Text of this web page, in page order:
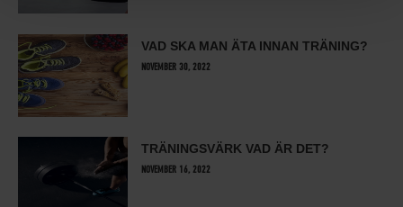
VAD SKA MAN ÄTA INNAN TRÄNING?
NOVEMBER 30, 2022
TRÄNINGSVÄRK VAD ÄR DET?
NOVEMBER 16, 2022